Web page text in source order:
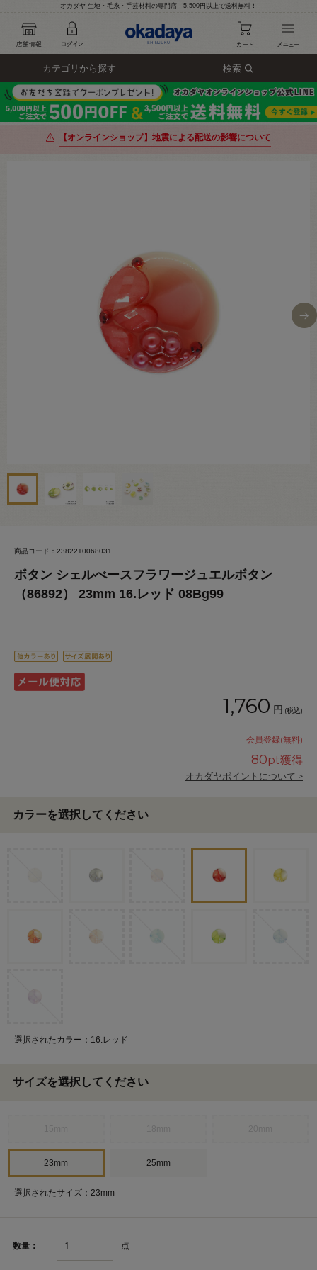
オカダヤ 生地・毛糸・手芸材料の専門店｜5,500円以上で送料無料！
カテゴリから探す 検索
【オンラインショップ】地震による配送の影響について
商品コード：2382210068031
ボタン シェルべースフラワージュエルボタン
（86892） 23mm 16.レッド 08Bg99_
1,760 円 (税込)
会員登録(無料)
80pt獲得
オカダヤポイントについて >
カラーを選択してください
選択されたカラー：16.レッド
サイズを選択してください
23mm 25mm
選択されたサイズ：23mm
数量： 点